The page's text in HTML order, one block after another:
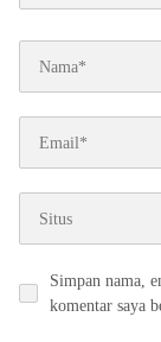
Simpan nama,
komentar saya